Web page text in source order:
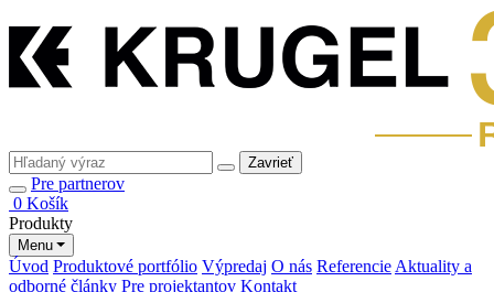
Zavrieť
Pre partnerov
0 Košík
Produkty
Menu
Úvod Produktové portfólio Výpredaj O nás Referencie Aktuality a
odborné články Pre projektantov Kontakt